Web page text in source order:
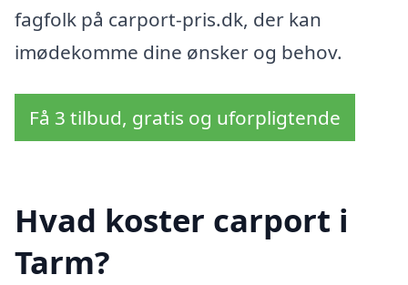
fagfolk på carport-pris.dk, der kan
imødekomme dine ønsker og behov.
Få 3 tilbud, gratis og uforpligtende
Hvad koster carport i
Tarm?